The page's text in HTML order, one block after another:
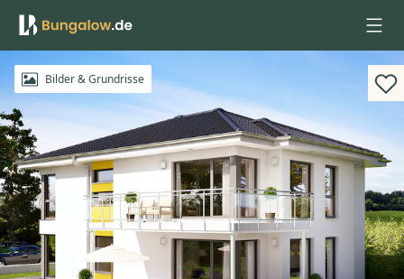
Anmelden
Bilder & Grundrisse